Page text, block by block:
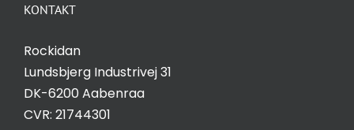
KONTAKT
Rockidan
Lundsbjerg Industrivej 31
DK-6200 Aabenraa
CVR: 21744301
Salgs- og leveringsbetingelser